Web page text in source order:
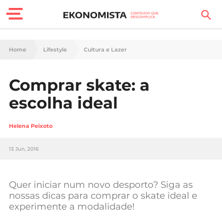
Finanças Pessoais
Carreira
Tecnologia
Negócios
Home Lifestyle Cultura e Lazer
Comprar skate: a
escolha ideal
Helena Peixoto
13 Jun, 2016
Quer iniciar num novo desporto? Siga as
nossas dicas para comprar o skate ideal e
experimente a modalidade!